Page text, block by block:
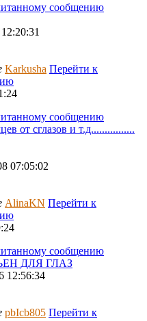
сообщению
Karkusha Перейти к
сообщению
от сглазов и т.д................
07:05:02
AlinaKN Перейти к
сообщению
ДЛЯ ГЛАЗ
12:56:34
pbIcb805 Перейти к